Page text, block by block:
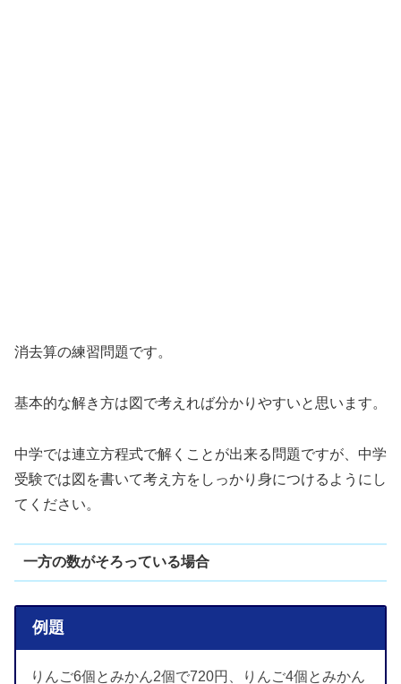
消去算の練習問題です。
基本的な解き方は図で考えれば分かりやすいと思います。
中学では連立方程式で解くことが出来る問題ですが、中学
受験では図を書いて考え方をしっかり身につけるようにし
てください。
一方の数がそろっている場合
例題
りんご6個とみかん2個で720円、りんご4個とみかん